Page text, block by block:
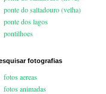
ponte do saltadouro (velha)
ponte dos lagos
pontilhoes
fotografias
fotos aereas
fotos animadas